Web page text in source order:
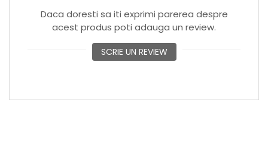
Iluminare: 4 LED-uri
Culoare care emite: alb cald
Baterii: 2 x AA (nu sunt incluse)
Daca doresti sa iti exprimi parerea despre
acest produs poti adauga un review.
SCRIE UN REVIEW